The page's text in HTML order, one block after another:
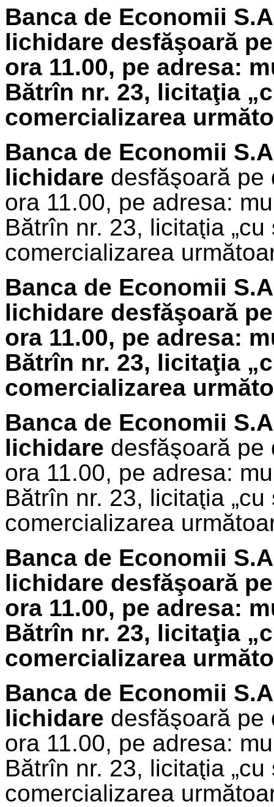
Banca de Economii
lichidare desfăşoară
ora 11.00, pe adresa:
Bătrîn nr. 23, licitaţia
comercializarea
Banca de Economii
lichidare desfăşoară pe
ora 11.00, pe adresa:
Bătrîn nr. 23, licitaţia „cu
comercializarea
Banca de Economii
lichidare desfăşoară
ora 11.00, pe adresa:
Bătrîn nr. 23, licitaţia
comercializarea
Banca de Economii
lichidare desfăşoară
ora 11.00, pe adresa:
Bătrîn nr. 23, licitaţia „cu
comercializarea
Banca de Economii
lichidare desfăşoară
ora 11.00, pe adresa:
Bătrîn nr. 23, licitaţia
comercializarea
Banca de Economii
lichidare desfăşoară
ora 11.00, pe adresa:
Bătrîn nr. 23, licitaţia „cu
comercializarea